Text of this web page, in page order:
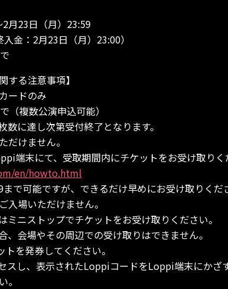
月23日（月）23:59
金：2月23日（月）23:00）
する注意事項】
ードのみ
複数公演申込可能）
に達し次第受付終了となります。
けません。
端末にて、受取期間内にチケットをお受け取りく
en/howto.html
で可能ですが、できるだけ早めにお受け取りくだ
場いただけません。
ニストップでチケットをお受け取りください。
会場やその周辺での受け取りはできません。
を発券してください。
スし、表示されたLoppiコードをLoppi端末にかざ
。